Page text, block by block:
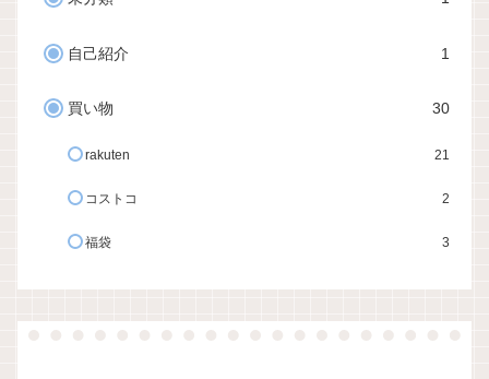
自己紹介 1
買い物 30
rakuten 21
コストコ 2
福袋 3